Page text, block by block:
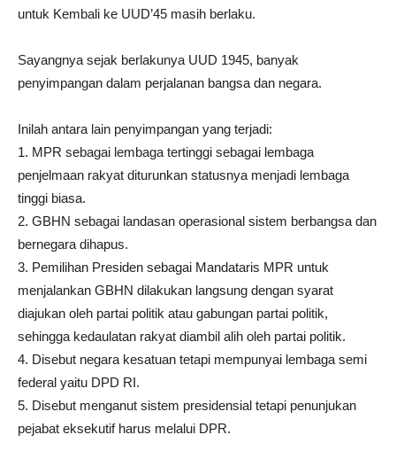
untuk Kembali ke UUD’45 masih berlaku.
Sayangnya sejak berlakunya UUD 1945, banyak
penyimpangan dalam perjalanan bangsa dan negara.
Inilah antara lain penyimpangan yang terjadi:
1. MPR sebagai lembaga tertinggi sebagai lembaga
penjelmaan rakyat diturunkan statusnya menjadi lembaga
tinggi biasa.
2. GBHN sebagai landasan operasional sistem berbangsa dan
bernegara dihapus.
3. Pemilihan Presiden sebagai Mandataris MPR untuk
menjalankan GBHN dilakukan langsung dengan syarat
diajukan oleh partai politik atau gabungan partai politik,
sehingga kedaulatan rakyat diambil alih oleh partai politik.
4. Disebut negara kesatuan tetapi mempunyai lembaga semi
federal yaitu DPD RI.
5. Disebut menganut sistem presidensial tetapi penunjukan
pejabat eksekutif harus melalui DPR.